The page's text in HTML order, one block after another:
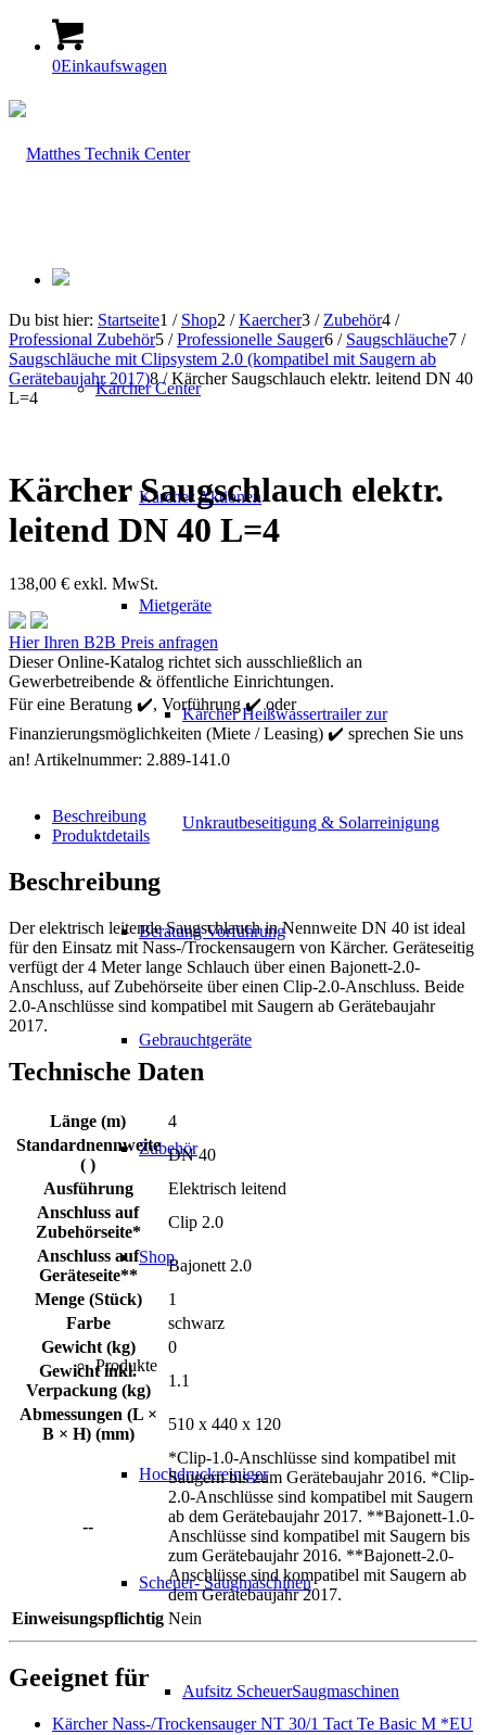
0Einkaufswagen
Kärcher Center
Kärcher Aktionen
Mietgeräte
Kärcher Heißwassertrailer zur
Unkrautbeseitigung & Solarreinigung
Beratung Vorführung
Gebrauchtgeräte
Zubehör
Shop
Produkte
Hochdruckreiniger
Scheuer- Saugmaschinen
Aufsitz ScheuerSaugmaschinen
Du bist hier: Startseite1 / Shop2 / Kaercher3 / Zubehör4 /
Professional Zubehör5 / Professionelle Sauger6 / Saugschläuche7 /
Saugschläuche mit Clipsystem 2.0 (kompatibel mit Saugern ab
Gerätebaujahr 2017)8 / Kärcher Saugschlauch elektr. leitend DN 40
L=4
Kärcher Saugschlauch elektr.
leitend DN 40 L=4
138,00 € exkl. MwSt.
Kärcher
Saugschlauch
elektr.
leitend
40
L=4
Hier Ihren B2B Preis anfragen
Dieser Online-Katalog richtet sich ausschließlich an
Gewerbetreibende & öffentliche Einrichtungen.
Für eine Beratung ✔️, Vorführung ✔️ oder
Finanzierungsmöglichkeiten (Miete / Leasing) ✔️ sprechen Sie uns
an! Artikelnummer: 2.889-141.0
Beschreibung
Produktdetails
Beschreibung
Der elektrisch leitende Saugschlauch in Nennweite DN 40 ist ideal
für den Einsatz mit Nass-/Trockensaugern von Kärcher. Geräteseitig
verfügt der 4 Meter lange Schlauch über einen Bajonett-2.0-
Anschluss, auf Zubehörseite über einen Clip-2.0-Anschluss. Beide
2.0-Anschlüsse sind kompatibel mit Saugern ab Gerätebaujahr
2017.
Technische Daten
Länge (m)
4
Standardnennweite
( )
DN 40
Ausführung
Elektrisch leitend
Anschluss auf
Zubehörseite*
Clip 2.0
Anschluss auf
Geräteseite**
Bajonett 2.0
Menge (Stück)
1
Farbe
schwarz
Gewicht (kg)
0
Gewicht inkl.
Verpackung (kg)
1.1
Abmessungen (L ×
B × H) (mm)
510 x 440 x 120
--
*Clip-1.0-Anschlüsse sind kompatibel mit
Saugern bis zum Gerätebaujahr 2016. *Clip-
2.0-Anschlüsse sind kompatibel mit Saugern
ab dem Gerätebaujahr 2017. **Bajonett-1.0-
Anschlüsse sind kompatibel mit Saugern bis
zum Gerätebaujahr 2016. **Bajonett-2.0-
Anschlüsse sind kompatibel mit Saugern ab
dem Gerätebaujahr 2017.
Einweisungspflichtig Nein
Geeignet für
Kärcher Nass-/Trockensauger NT 30/1 Tact Te Basic M *EU